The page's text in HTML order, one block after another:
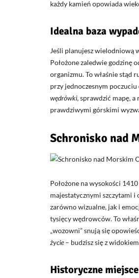
każdy kamień opowiada
Idealna baza
Jeśli planujesz wielodniową
Położone zaledwie godzinę
organizmu. To właśnie stąd
przy jednoczesnym
wędrówki, sprawdzić mapę, a
prawdziwymi górskimi
Schronisko nad
Położone na wysokości
majestatycznymi szczytami
zarówno wizualne, jak i
tysięcy wędrowców. To
„wozowni” snują się
życie– budzisz się z
Historyczne